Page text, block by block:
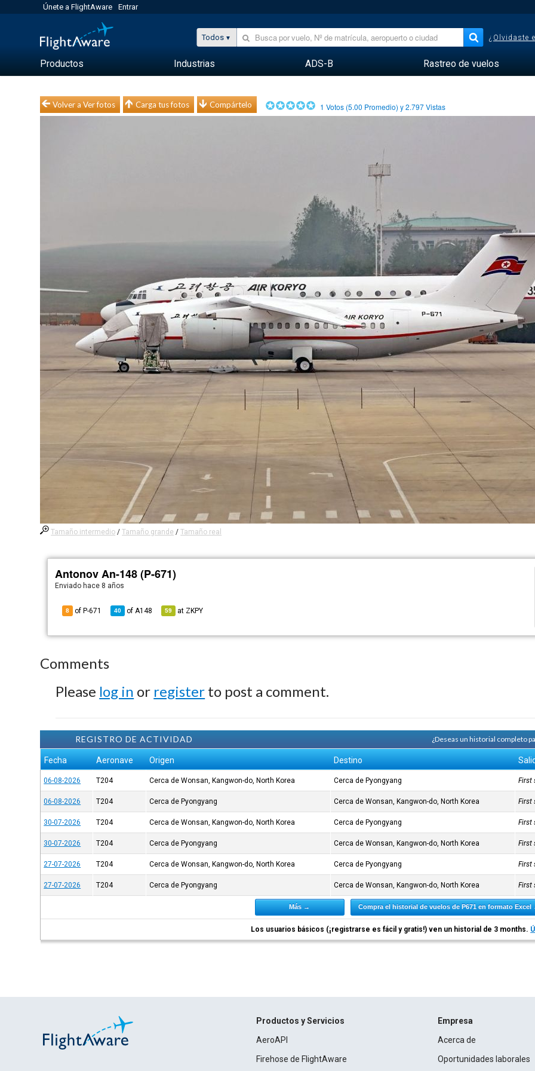
Únete a FlightAware Entrar
Todos ¿Olvidaste
Productos Industrias ADS-B Rastreo de vuelos
Volver a Ver fotos Carga tus fotos Compártelo 1 Votos (5.00 Promedio) y2.797Vistas
Tamaño intermedio /Tamaño grande /Tamaño real
Antonov An-148 (P-671)
Enviado hace 8 años
8 of P-671 40 ofA148 59 at ZKPY
Comments
Please log in or register to post a comment.
REGISTRO DE ACTIVIDAD ¿Deseas un historial completo
Fecha Aeronave Origen Destino
06-08-2026 T204 Cerca de Wonsan, Kangwon-do, North Korea Cerca de Pyongyang First
06-08-2026 T204 Cerca de Pyongyang Cerca de Wonsan, Kangwon-do, North Korea First
30-07-2026 T204 Cerca de Wonsan, Kangwon-do, North Korea Cerca de Pyongyang First
30-07-2026 T204 Cerca de Pyongyang Cerca de Wonsan, Kangwon-do, North Korea First
27-07-2026 T204 Cerca de Wonsan, Kangwon-do, North Korea Cerca de Pyongyang First
27-07-2026 T204 Cerca de Pyongyang Cerca de Wonsan, Kangwon-do, North Korea First
Más → Compra el historial de vuelos de P671 en formato Excel
Los usuarios básicos (¡registrarse es fácil y gratis!) ven un historial de 3 months.
Productos y Servicios
AeroAPI
Firehose de FlightAware
Empresa
Acerca de
Oportunidades laborales